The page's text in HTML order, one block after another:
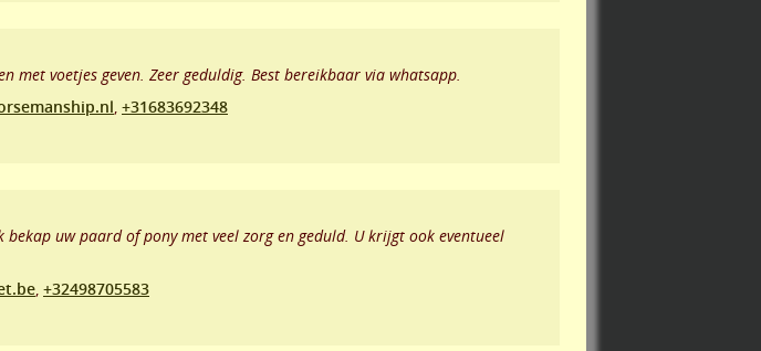
met voetjes geven. Zeer geduldig. Best bereikbaar via whatsapp.
, +31683692348
uw paard of pony met veel zorg en geduld. U krijgt ook eventueel
, +32498705583